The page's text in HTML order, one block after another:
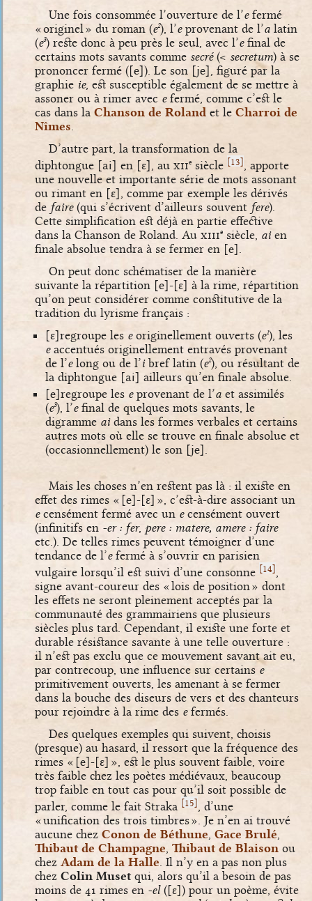
Une fois consommée l’ouverture de l’efermé
« originel » du roman (e2), l’eprovenant de l’a latin
(e3) reste donc à peu près le seul, avec l’efinal de
certains mots savants comme secré(< secretum) à se
prononcer fermé ([e]). Le son [je] , figuré par la
graphie ie, est susceptible également de se mettre à
assoner ou à rimer avec efermé, comme c’est le
cas dans la Chanson de Roland et le Charroi de
Nîmes
D’autre part, la transformation de la
diphtongue [ai] en [ɛ] , au xiie siècle [13]
, apporte
une nouvelle et importante série de mots assonant
ou rimant en [ɛ] , comme par exemple les dérivés
de faire(qui s’écrivent d’ailleurs souvent fere).
Cette simplification est déjà en partie effective
dans la Chanson de Roland. Au xiiie siècle, aien
finale absolue tendra à se fermer en [e]
On peut donc schématiser de la manière
suivante la répartition [e]-[ɛ] à la rime, répartition
qu’on peut considérer comme constitutive de la
tradition du lyrisme français :
[ɛ]regroupe les eoriginellement ouverts (e1), les
eaccentués originellement entravés provenant
de l’elong ou de l’ibref latin (e2), ou résultant de
la diphtongue [ai] ailleurs qu’en finale absolue.
[e]regroupe les eprovenant de l’a et assimilés
(e3), l’efinal de quelques mots savants, le
digramme aidans les formes verbales et certains
autres mots où elle se trouve en finale absolue et
(occasionnellement) le son [je]
Mais les choses n’en restent pas là : il existe en
effet des rimes « [e]-[ɛ] », c’est-à-dire associant un
ecensément fermé avec un ecensément ouvert
(infinitifs en -er : fer, pere : matere, amere : faire
etc.). De telles rimes peuvent témoigner d’une
tendance de l’efermé à s’ouvrir en parisien
vulgaire lorsqu’il est suivi d’une consonne [14]
signe avant-coureur des « lois de position » dont
les effets ne seront pleinement acceptés par la
communauté des grammairiens que plusieurs
siècles plus tard. Cependant, il existe une forte et
durable résistance savante à une telle ouverture :
il n’est pas exclu que ce mouvement savant ait eu,
par contrecoup, une influence sur certains e
primitivement ouverts, les amenant à se fermer
dans la bouche des diseurs de vers et des chanteurs
pour rejoindre à la rime des efermés.
Des quelques exemples qui suivent, choisis
(presque) au hasard, il ressort que la fréquence des
rimes « [e]-[ɛ] », est le plus souvent faible, voire
très faible chez les poètes médiévaux, beaucoup
trop faible en tout cas pour qu’il soit possible de
parler, comme le fait Straka [15]
, d’une
« unification des trois timbres ». Je n’en ai trouvé
aucune chez Conon de Béthune Gace Brulé
Thibaut de Champagne Thibaut de Blaison ou
chez Adam de la Halle . Il n’y en a pas non plus
chez Colin Musetqui, alors qu’il a besoin de pas
moins de 41 rimes en -el([ɛ]) pour un poème, évite